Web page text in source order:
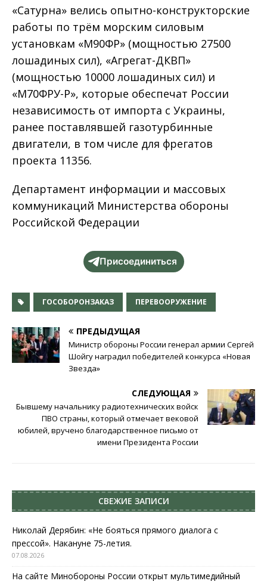
«Сатурна» велись опытно-конструкторские
работы по трём морским силовым
установкам «М90ФР» (мощностью 27500
лошадиных сил), «Агрегат-ДКВП»
(мощностью 10000 лошадиных сил) и
«М70ФРУ-Р», которые обеспечат России
независимость от импорта с Украины,
ранее поставлявшей газотурбинные
двигатели, в том числе для фрегатов
проекта 11356.
Департамент информации и массовых
коммуникаций Министерства обороны
Российской Федерации
Присоединиться
ГОСОБОРОНЗАКАЗ ПЕРЕВООРУЖЕНИЕ
ПРЕДЫДУЩАЯ
Министр обороны России генерал армии Сергей
Шойгу наградил победителей конкурса «Новая
Звезда»
СЛЕДУЮЩАЯ
Бывшему начальнику радиотехнических войск
ПВО страны, который отмечает вековой
юбилей, вручено благодарственное письмо от
имени Президента России
СВЕЖИЕ ЗАПИСИ
Николай Дерябин: «Не бояться прямого диалога с
прессой». Накануне 75-летия.
07.08.2026
На сайте Минобороны России открыт мультимедийный